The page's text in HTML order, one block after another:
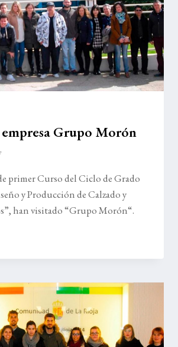
Grupo Morón
primer Curso del Ciclo de Grado
y Producción de Calzado y
han visitado “Grupo Morón“.